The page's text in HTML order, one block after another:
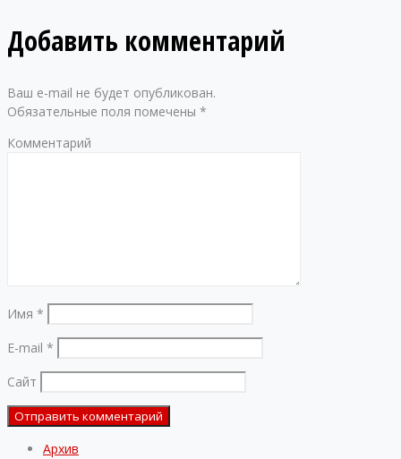
Добавить комментарий
Ваш e-mail не будет опубликован.
Обязательные поля помечены *
Комментарий
Имя *
E-mail *
Сайт
Архив